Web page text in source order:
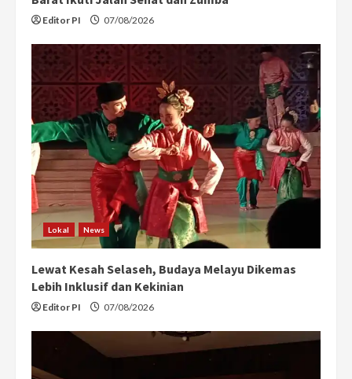
Editor PI 07/08/2026
Lokal News
Lewat Kesah Selaseh, Budaya Melayu Dikemas
Lebih Inklusif dan Kekinian
Editor PI 07/08/2026